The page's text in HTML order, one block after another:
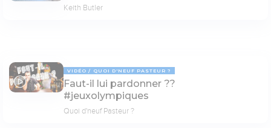
Keith Butler
18:14
VIDÉO QUOI D'NEUF PASTEUR ?
Faut-il lui pardonner ??
#jeuxolympiques
Quoi d'neuf Pasteur ?